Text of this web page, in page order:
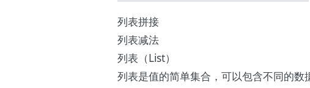
列表拼接
列表减法
列表（List）
列表是值的简单集合，可以包含不同的数